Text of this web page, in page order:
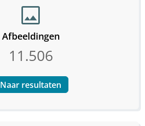
image
Afbeeldingen
11.506
Naar resultaten